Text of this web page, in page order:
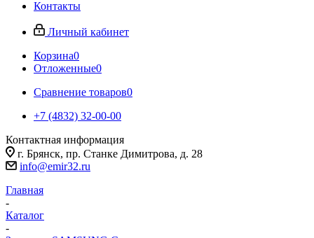
Контакты
Личный кабинет
Корзина0
Отложенные0
Сравнение товаров0
+7 (4832) 32-00-00
Контактная информация
г. Брянск, пр. Станке Димитрова, д. 28
info@emir32.ru
Главная
-
Каталог
-